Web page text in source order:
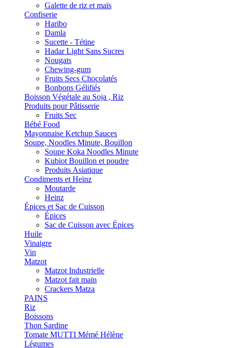
Galette de riz et maïs
Confiserie
Haribo
Damla
Sucette - Tétine
Hadar Light Sans Sucres
Nougats
Chewing-gum
Fruits Secs Chocolatés
Bonbons Gélifiés
Boisson Végétale au Soja , Riz
Produits pour Pâtisserie
Fruits Sec
Bébé Food
Mayonnaise Ketchup Sauces
Soupe, Noodles Minute, Bouillon
Soupe Koka Noodles Minute
Kubiot Bouillon et poudre
Produits Asiatique
Condiments et Heinz
Moutarde
Heinz
Épices et Sac de Cuisson
Épices
Sac de Cuisson avec Épices
Huile
Vinaigre
Vin
Matzot
Matzot Industrielle
Matzot fait main
Crackers Matza
PAINS
Riz
Boissons
Thon Sardine
Tomate MUTTI Mémé Hélène
Légumes